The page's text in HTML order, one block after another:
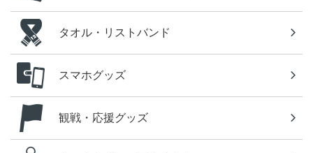
タオル・リストバンド
スマホグッズ
観戦・応援グッズ